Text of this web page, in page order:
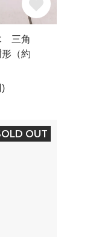
三角
（約
)
OUT